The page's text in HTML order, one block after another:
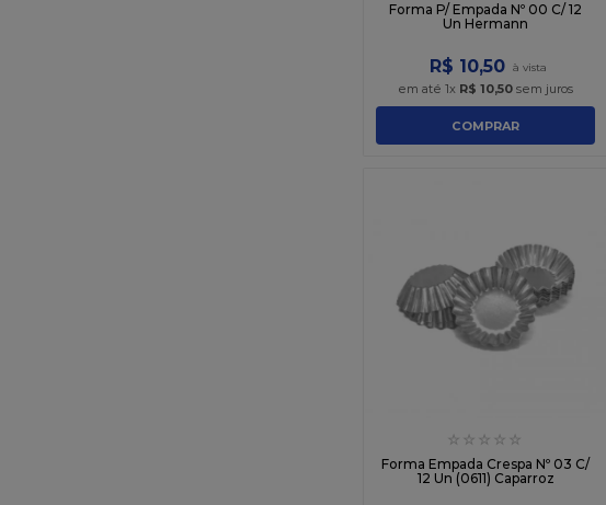
Forma P/ Empada Nº 00 C/ 12
Un Hermann
R$ 10,50
em até 1x R$ 10,50 sem juros
COMPRAR
☆ ☆ ☆ ☆ ☆
Forma Empada Crespa Nº 03 C/
12 Un (0611) Caparroz